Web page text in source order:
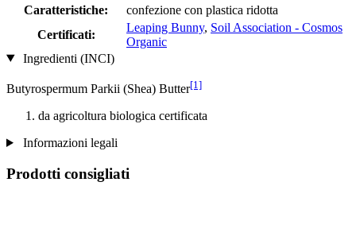
Caratteristiche:
confezione con plastica ridotta
Certificati:
Leaping Bunny, Soil Association - Cosmos
Organic
Ingredienti (INCI)
Butyrospermum Parkii (Shea) Butter[1]
da agricoltura biologica certificata
Informazioni legali
Prodotti consigliati